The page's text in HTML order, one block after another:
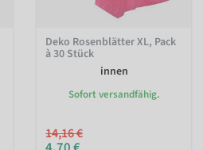
Deko Rosenblätter XL, Pack
à 30 Stück
innen
Sofort versandfähig.
14,16 €